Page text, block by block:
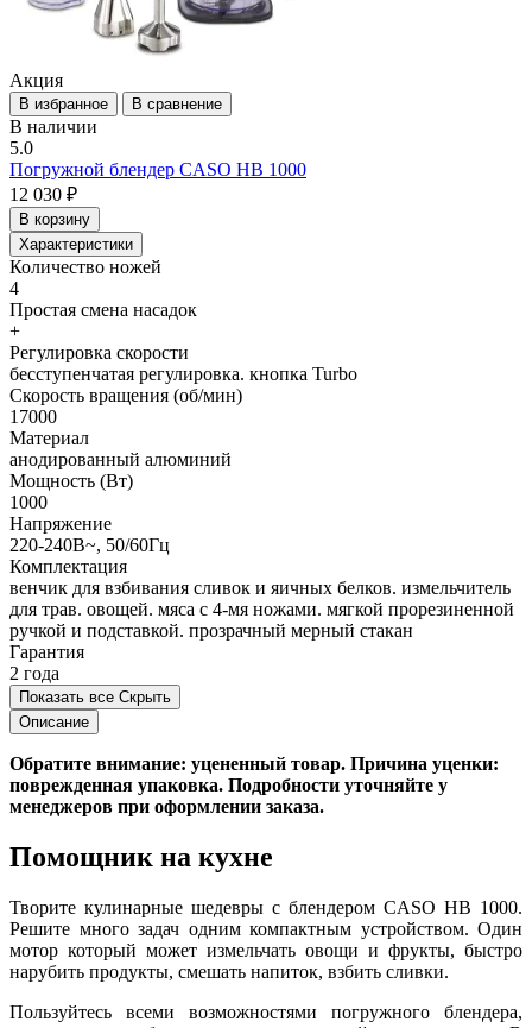
Акция
В избранное В сравнение
В наличии
5.0
Погружной блендер CASO HB 1000
12 030 ₽
В корзину
Характеристики
Количество ножей
4
Простая смена насадок
+
Регулировка скорости
бесступенчатая регулировка. кнопка Turbo
Скорость вращения (об/мин)
17000
Материал
анодированный алюминий
Мощность (Вт)
1000
Напряжение
220-240В~, 50/60Гц
Комплектация
венчик для взбивания сливок и яичных белков. измельчитель
для трав. овощей. мяса с 4-мя ножами. мягкой прорезиненной
ручкой и подставкой. прозрачный мерный стакан
Гарантия
2 года
Показать все Скрыть
Описание
Обратите внимание: уцененный товар. Причина уценки:
поврежденная упаковка. Подробности уточняйте у
менеджеров при оформлении заказа.
Помощник на кухне
Творите кулинарные шедевры с блендером CASO HB 1000.
Решите много задач одним компактным устройством. Один
мотор который может измельчать овощи и фрукты, быстро
нарубить продукты, смешать напиток, взбить сливки.
Пользуйтесь всеми возможностями погружного блендера,